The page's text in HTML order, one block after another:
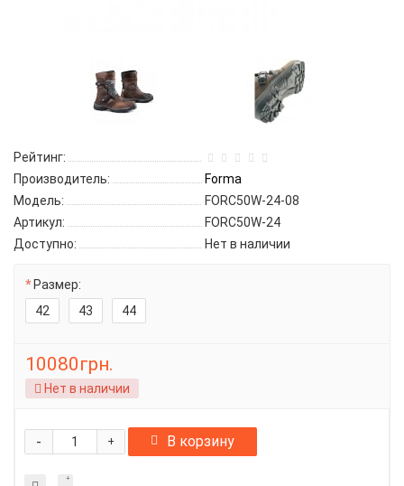
Рейтинг:
Производитель:
Forma
Модель:
FORC50W-24-08
Артикул:
FORC50W-24
Доступно:
Нет в наличии
Размер:
42
43 44
10080грн.
Нет в наличии
+
- В корзину